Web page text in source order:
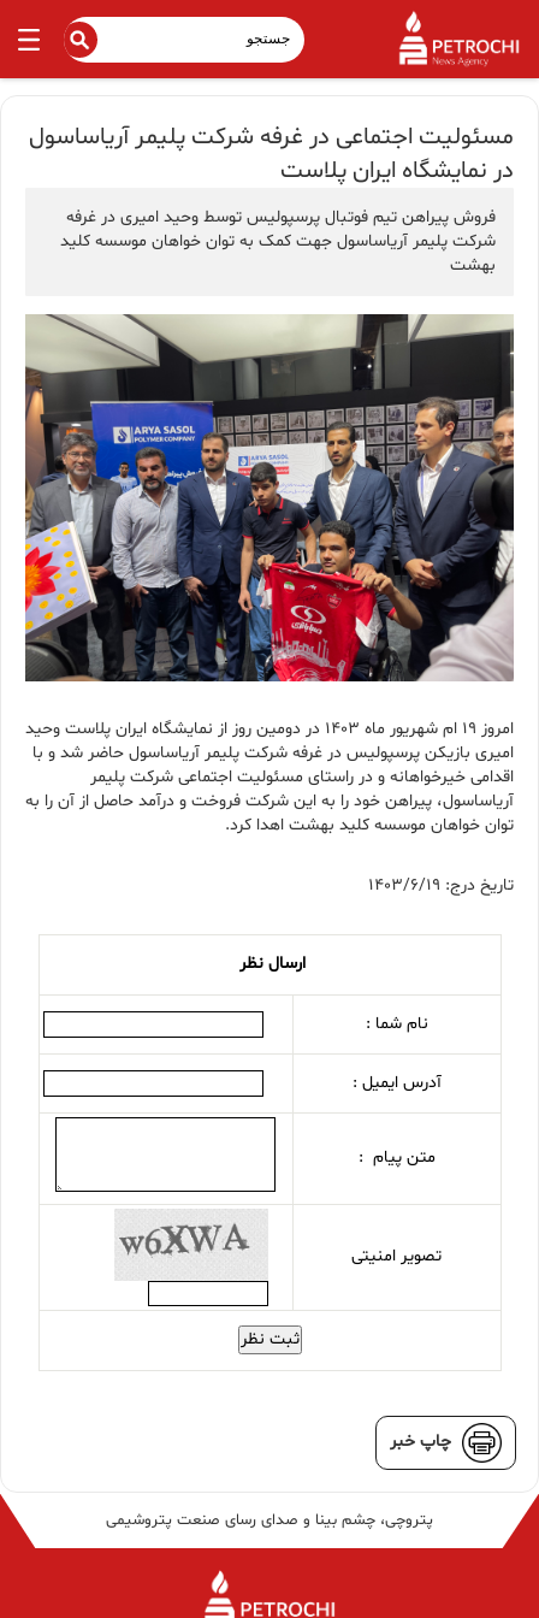
مسئولیت اجتماعی در غرفه شرکت پلیمر آریاساسول
در نمایشگاه ایران پلاست
فروش پیراهن تیم فوتبال پرسپولیس توسط وحید امیری در غرفه
شرکت پلیمر آریاساسول جهت کمک به توان خواهان موسسه کلید
بهشت
امروز ۱۹ ام شهریور ماه ۱۴۰۳ در دومین روز از نمایشگاه ایران پلاست وحید
امیری بازیکن پرسپولیس در غرفه شرکت پلیمر آریاساسول حاضر شد و با
اقدامی خیرخواهانه و در راستای مسئولیت اجتماعی شرکت پلیمر
آریاساسول، پیراهن خود را به این شرکت فروخت و درآمد حاصل از آن را به
توان خواهان موسسه کلید بهشت اهدا کرد.
تاریخ درج: 1403/6/19
ارسال نظر
نام شما :
آدرس ایمیل :
متن پیام :
تصویر امنیتی
ثبت نظر
چاپ خبر
پتروچی، چشم بینا و صدای رسای صنعت پتروشیمی